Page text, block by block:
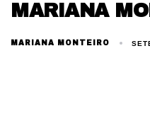
MARIANA
MARIANA MONTEIRO